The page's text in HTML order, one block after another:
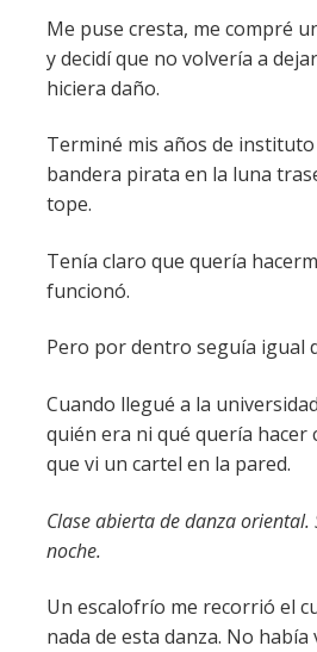
Me puse cresta, me compré
y decidí que no volvería a
hiciera daño.
Terminé mis años de instituto
bandera pirata en la luna
tope.
Tenía claro que quería
funcionó.
Pero por dentro seguía igual
Cuando llegué a la
quién era ni qué quería hacer
que vi un cartel en la pared.
Clase abierta de danza
noche.
Un escalofrío me recorrió el
nada de esta danza. No había